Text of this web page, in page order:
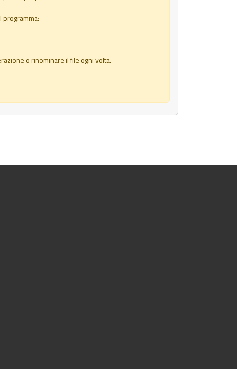
programma:
o rinominare il file ogni volta.